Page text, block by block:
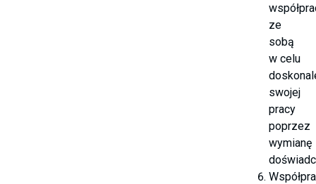
ze
sobą
w celu
swojej
pracy
poprzez
wymianę